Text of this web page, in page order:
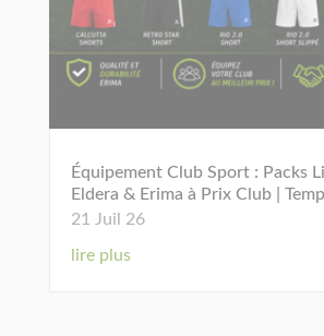
Équipement Club Sport : Packs
Eldera & Erima à Prix Club |
21 Juil 26
lire plus